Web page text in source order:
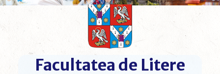
Facultatea de Litere